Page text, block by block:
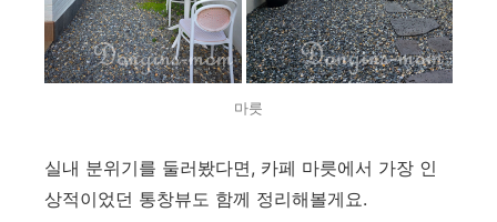
마릇
실내 분위기를 둘러봤다면, 카페 마릇에서 가장 인
상적이었던 통창뷰도 함께 정리해볼게요.